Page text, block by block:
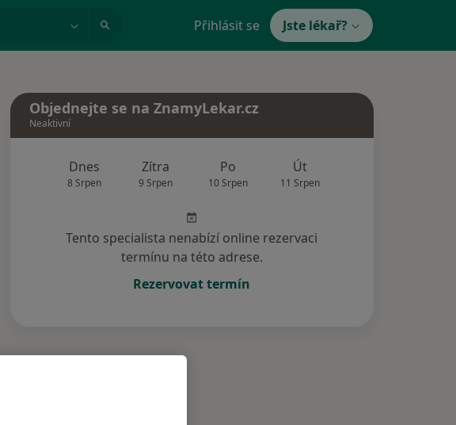
Přihlásit se Jste lékař?
Objednejte se na ZnamyLekar.cz
Neaktivní
Dnes
8 Srpen
Zítra
9 Srpen
Po
10 Srpen
Út
11 Srpen
Tento specialista nenabízí online rezervaci
termínu na této adrese.
Rezervovat termín